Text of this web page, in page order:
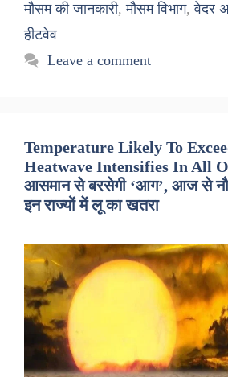
मौसम की जानकारी,मौसम विभाग,वेदर
हीटवेव
Leave a comment
Temperature Likely To
Heatwave Intensifies In All
आसमान से बरसेगी ‘आग’, आज से
इन राज्यों में लू का खतरा